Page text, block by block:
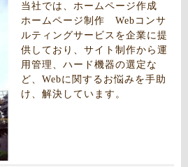
当社では、ホームページ作成
ホームページ制作 Webコンサ
ルティングサービスを企業に提
供しており、サイト制作から運
用管理、ハード機器の選定な
ど、Webに関するお悩みを手助
け、解決しています。